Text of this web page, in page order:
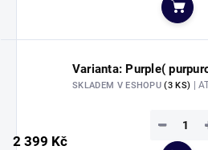
Do
Varianta: Purple(
SKLADEM V ESHOPU(3 KS) |
2 399 Kč
−